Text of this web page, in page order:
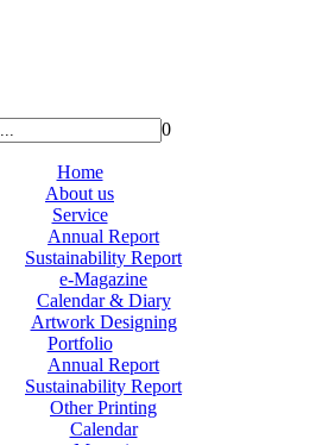
0
Home
About us
Service
Annual Report
Sustainability Report
e-Magazine
Calendar & Diary
Artwork Designing
Portfolio
Annual Report
Sustainability Report
Other Printing
Calendar